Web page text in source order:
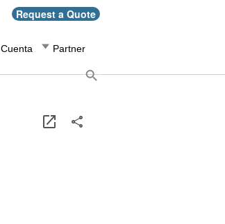
Request a Quote
Cuenta Partner